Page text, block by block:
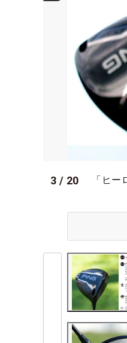
3 / 20 「ヒ